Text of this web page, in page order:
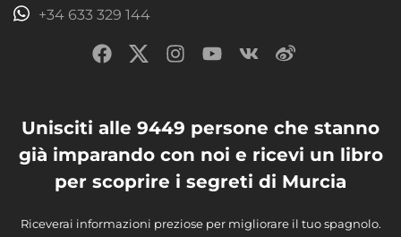
+34 633 329 144
Unisciti alle 9449 persone che stanno
già imparando con noi e ricevi un libro
per scoprire i segreti di Murcia
Riceverai informazioni preziose per migliorare il tuo spagnolo.